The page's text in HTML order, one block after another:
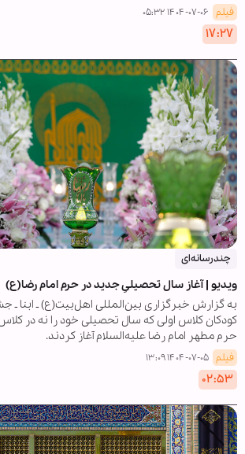
فیلم ۱۴۰۴-۰۷-۰۶ ۰۵:۳۲
۱۷:۲۷
چندرسانه‌ای
ویدیو | آغاز سال تحصیلیِ جدید در حرم امام رضا(ع)
به گزارش خبرگزاری بین‌المللی اهل‌بیت(ع) ـ ابنا ـ
کودکان کلاس اولی که سال تحصیلی خود را نه در
حرم مطهر امام رضا علیه‌السلام آغاز کردند.
فیلم ۱۴۰۴-۰۷-۰۵ ۱۳:۰۹
۰۲:۵۳